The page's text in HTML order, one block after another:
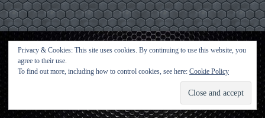
Kontakt
Privacy & Cookies: This site uses cookies. By continuing to use this website, you
agree to their use.
To find out more, including how to control cookies, see here: Cookie Policy